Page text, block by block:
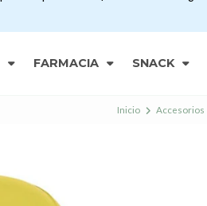
FARMACIA SNACK
Inicio Accesorios